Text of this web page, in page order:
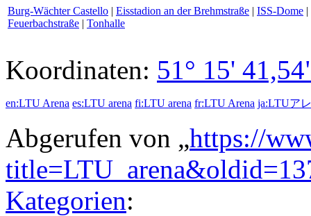
Burg-Wächter Castello | Eisstadion an der Brehmstraße | ISS-Dome |
Feuerbachstraße | Tonhalle
Koordinaten: 51° 15'
en:LTU Arena es:LTU arena fi:LTU arena fr:LTU Arena ja:LTUア
Abgerufen von „https://
Kategorien: